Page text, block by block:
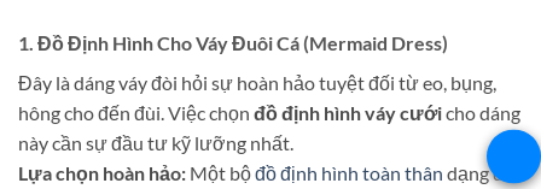
1. Đồ Định Hình Cho Váy Đuôi Cá (Mermaid Dress)
Đây là dáng váy đòi hỏi sự hoàn hảo tuyệt đối từ eo, bụng,
hông cho đến đùi. Việc chọn đồ định hình váy cướicho dáng
này cần sự đầu tư kỹ lưỡng nhất.
Lựa chọn hoàn hảo: Một bộđồ định hình toàn thân dạng đùi.